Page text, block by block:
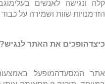
קלה ונגישה לאנשים
הזדמנויות שוות ושמירה על כבוד
כיצדהופכים את האתר לנגיש?
אתר המסעדהמופעל